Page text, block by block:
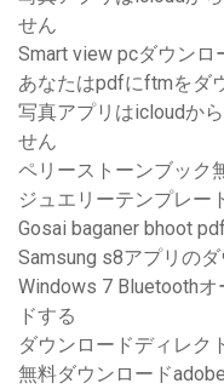
せん
Smart view pcダウンロ
あなたはpdfにftmをダ
写真アプリはicloudか
せん
ペリーストーンブック
ジュエリーテンプレー
Gosai baganer bhoot
Samsung s8アプリの
Windows 7 Bluetooth
ドする
ダウンロードディレク
無料ダウンロード